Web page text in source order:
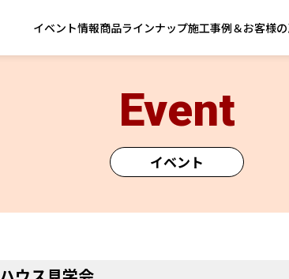
イベント情報商品ラインナップ施工事例＆お客様
イベント
Event